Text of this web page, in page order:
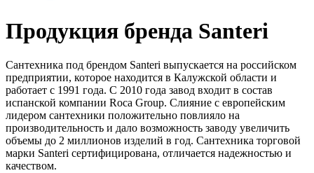
Продукция бренда Santeri
Сантехника под брендом Santeri выпускается на российском
предприятии, которое находится в Калужской области и
работает с 1991 года. С 2010 года завод входит в состав
испанской компании Roca Group. Слияние с европейским
лидером сантехники положительно повлияло на
производительность и дало возможность заводу увеличить
объемы до 2 миллионов изделий в год. Сантехника торговой
марки Santeri сертифицирована, отличается надежностью и
качеством.